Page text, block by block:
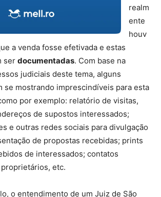
realm
ente
houv
a venda fosse efetivada e estas
ser documentadas. Com base na
judiciais deste tema, alguns
se mostrando imprescindíveis para esta
por exemplo: relatório de visitas,
de supostos interessados;
e outras redes sociais para divulgação
de propostas recebidas; prints
de interessados; contatos
etc.
o entendimento de um Juiz de São